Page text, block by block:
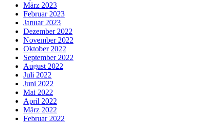
März 2023
Februar 2023
Januar 2023
Dezember 2022
November 2022
Oktober 2022
September 2022
August 2022
Juli 2022
Juni 2022
Mai 2022
April 2022
März 2022
Februar 2022